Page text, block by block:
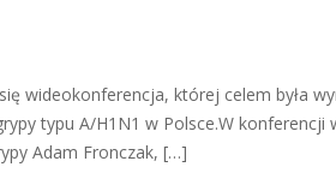
wideokonferencja, której celem była
typu A/H1N1 w Polsce.W konferencji
Adam Fronczak, […]